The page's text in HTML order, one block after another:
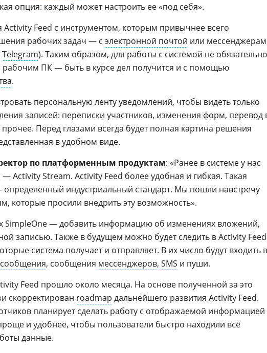
опция: каждый может настроить ее «под себя».
Activity Feed с инструментом, которым привычнее всего
рабочих задач — с электронной почтой или
Telegram). Таким образом, для работы с системой не обязательно
рабочим ПК — быть в курсе дел получится и с помощью
.
персональную ленту уведомлений, чтобы видеть только
записей: переписки участников, изменения форм, перевод
Перед глазами всегда будет полная картина решения
в удобном виде.
по платформенным продуктам: «Ранее в системе у нас
Activity Stream. Activity Feed более удобная и гибкая. Такая
индустриальный стандарт. Мы пошли навстречу
которые просили внедрить эту возможность».
SimpleOne — добавить информацию об изменениях вложений,
записью. Также в будущем можно будет следить в Activity Feed
система получает и отправляет. В их число будут входить в
, сообщения мессенджеров, SMS и пуши.
Feed прошло около месяца. На основе полученной за это
скорректирован roadmap дальнейшего развития Activity Feed.
планирует сделать работу с отображаемой информацией
и удобнее, чтобы пользователи быстро находили все
данные.